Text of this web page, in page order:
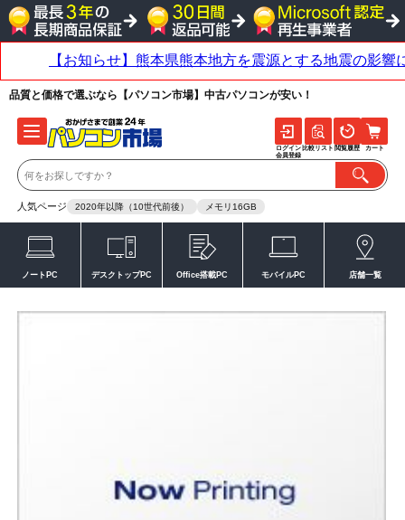
品質と価格で選ぶなら【パソコン市場】中古パソコンが安い！
人気ページ 2020年以降（10世代前後） メモリ16GB
ログイン
会員登録
比較リスト 閲覧履歴 カート
ノートPC デスクトップPC Office搭載PC モバイルPC 店舗一覧